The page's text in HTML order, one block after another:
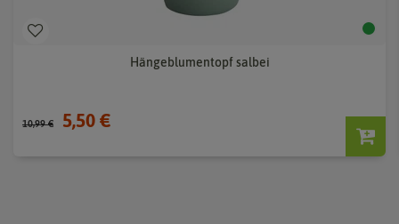
Hängeblumentopf salbei
10,99 € 5,50 €